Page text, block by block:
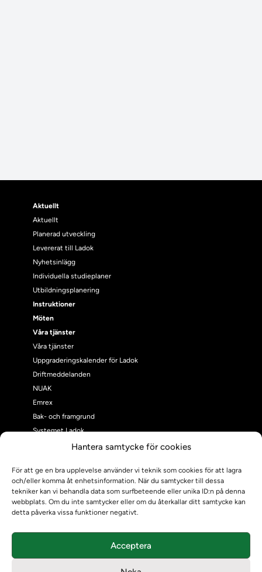
Hantera samtycke för cookies
För att ge en bra upplevelse använder vi teknik som cookies för att lagra
och/eller komma åt enhetsinformation. När du samtycker till dessa
tekniker kan vi behandla data som surfbeteende eller unika ID:n på denna
webbplats. Om du inte samtycker eller om du återkallar ditt samtycke kan
detta påverka vissa funktioner negativt.
Acceptera
Aktuellt
Aktuellt
Planerad utveckling
Levererat till Ladok
Nyhetsinlägg
Individuella studieplaner
Utbildningsplanering
Instruktioner
Möten
Våra tjänster
Våra tjänster
Uppgraderingskalender för Ladok
Driftmeddelanden
NUAK
Emrex
Bak- och framgrund
Systemet Ladok
Verifiera eller kontrollera bevis
Om oss
Om oss
Om Ladokkonsortiet
Ladokkonsortiet internationellt
Teamens sammansättning och arbetet på Ladokkonsortiet
Användarkontakter